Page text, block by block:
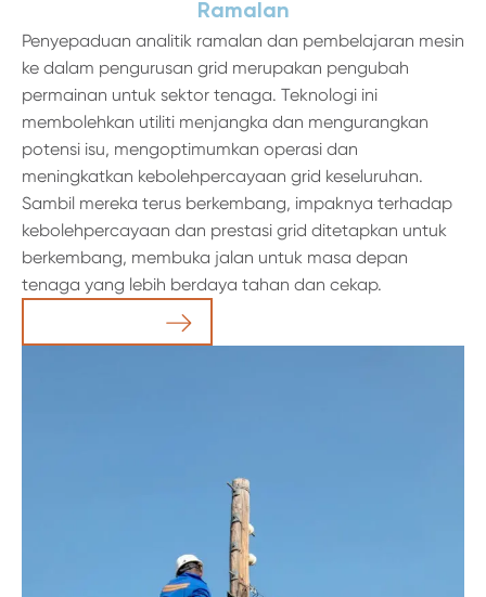
Ramalan
Penyepaduan analitik ramalan dan pembelajaran mesin
ke dalam pengurusan grid merupakan pengubah
permainan untuk sektor tenaga. Teknologi ini
membolehkan utiliti menjangka dan mengurangkan
potensi isu, mengoptimumkan operasi dan
meningkatkan kebolehpercayaan grid keseluruhan.
Sambil mereka terus berkembang, impaknya terhadap
kebolehpercayaan dan prestasi grid ditetapkan untuk
berkembang, membuka jalan untuk masa depan
tenaga yang lebih berdaya tahan dan cekap.